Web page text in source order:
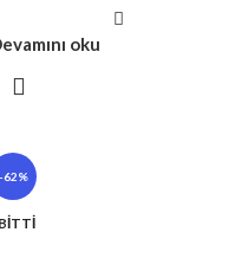
oku
-62%
BITTI